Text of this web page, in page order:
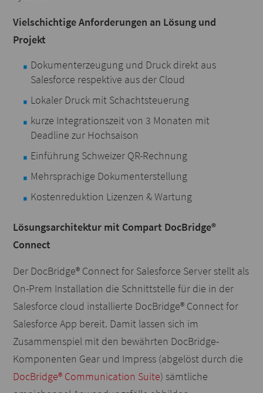
Vielschichtige Anforderungen an Lösung und
Projekt
Dokumenterzeugung und Druck direkt aus
Salesforce respektive aus der Cloud
Lokaler Druck mit Schachtsteuerung
kurze Integrationszeit von 3 Monaten mit
Deadline zur Hochsaison
Einführung Schweizer QR-Rechnung
Mehrsprachige Dokumenterstellung
Kostenreduktion Lizenzen & Wartung
Lösungsarchitektur mit Compart DocBridge®
Connect
Der DocBridge® Connect for Salesforce Server stellt als
On-Prem Installation die Schnittstelle für die in der
Salesforce cloud installierte DocBridge® Connect for
Salesforce App bereit. Damit lassen sich im
Zusammenspiel mit den bewährten DocBridge-
Komponenten Gear und Impress (abgelöst durch die
DocBridge® Communication Suite) sämtliche